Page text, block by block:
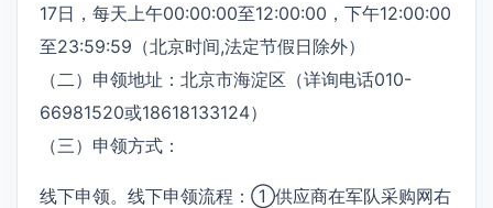
17日，每天上午00:00:00至12:00:00，下午12:00:00
至23:59:59（北京时间,法定节假日除外）
（二）申领地址：北京市海淀区（详询电话010-
66981520或18618133124）
（三）申领方式：
线下申领。线下申领流程：①供应商在军队采购网右